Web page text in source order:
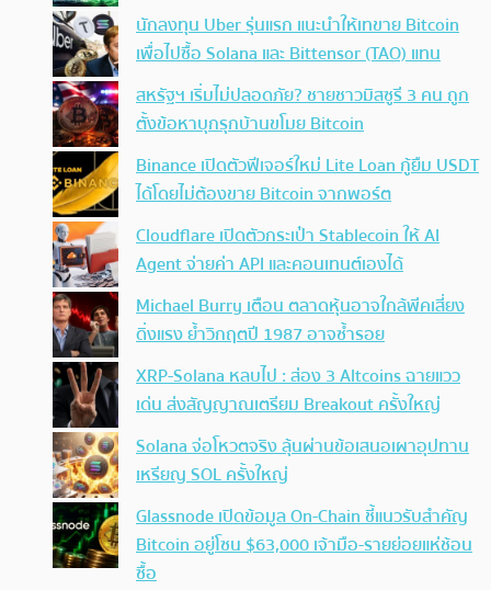
นักลงทุน Uber รุ่นแรก แนะนำให้เทขาย Bitcoin
เพื่อไปซื้อ Solana และ Bittensor (TAO) แทน
สหรัฐฯ เริ่มไม่ปลอดภัย? ชายชาวมิสซูรี 3 คน ถูก
ตั้งข้อหาบุกรุกบ้านขโมย Bitcoin
Binance เปิดตัวฟีเจอร์ใหม่ Lite Loan กู้ยืม USDT
ได้โดยไม่ต้องขาย Bitcoin จากพอร์ต
Cloudflare เปิดตัวกระเป๋า Stablecoin ให้ AI
Agent จ่ายค่า API และคอนเทนต์เองได้
Michael Burry เตือน ตลาดหุ้นอาจใกล้พีคเสี่ยง
ดิ่งแรง ย้ำวิกฤตปี 1987 อาจซ้ำรอย
XRP-Solana หลบไป : ส่อง 3 Altcoins ฉายแวว
เด่น ส่งสัญญาณเตรียม Breakout ครั้งใหญ่
Solana จ่อโหวตจริง ลุ้นผ่านข้อเสนอเผาอุปทาน
เหรียญ SOL ครั้งใหญ่
Glassnode เปิดข้อมูล On-Chain ชี้แนวรับสำคัญ
Bitcoin อยู่โซน $63,000 เจ้ามือ-รายย่อยแห่ช้อน
ซื้อ